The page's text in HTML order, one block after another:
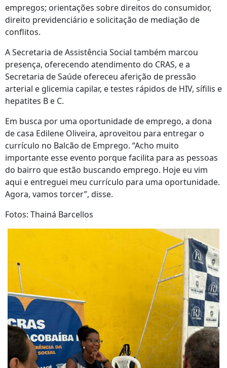
empregos; orientações sobre direitos do consumidor,
direito previdenciário e solicitação de mediação de
conflitos.
A Secretaria de Assistência Social também marcou
presença, oferecendo atendimento do CRAS, e a
Secretaria de Saúde ofereceu aferição de pressão
arterial e glicemia capilar, e testes rápidos de HIV, sífilis e
hepatites B e C.
Em busca por uma oportunidade de emprego, a dona
de casa Edilene Oliveira, aproveitou para entregar o
currículo no Balcão de Emprego. “Acho muito
importante esse evento porque facilita para as pessoas
do bairro que estão buscando emprego. Hoje eu vim
aqui e entreguei meu currículo para uma oportunidade.
Agora, vamos torcer”, disse.
Fotos: Thainá Barcellos